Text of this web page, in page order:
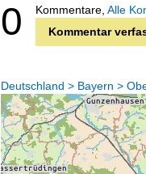
0 Kommentare, Alle
Kommentar
Deutschland > Bayern >